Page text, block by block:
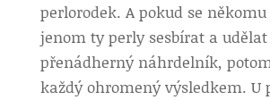
perlorodek. A pokud se
jenom ty perly sesbírat a
přenádherný náhrdelník,
každý ohromený výsledkem. U